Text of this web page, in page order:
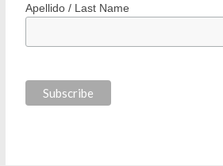
Apellido / Last Name